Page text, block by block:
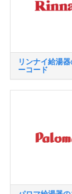
リンナイ給湯
ーコード